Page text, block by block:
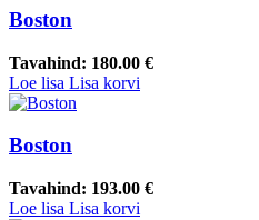
Boston
Tavahind: 180.00 €
Loe lisa Lisa korvi
Boston
Tavahind: 193.00 €
Loe lisa Lisa korvi